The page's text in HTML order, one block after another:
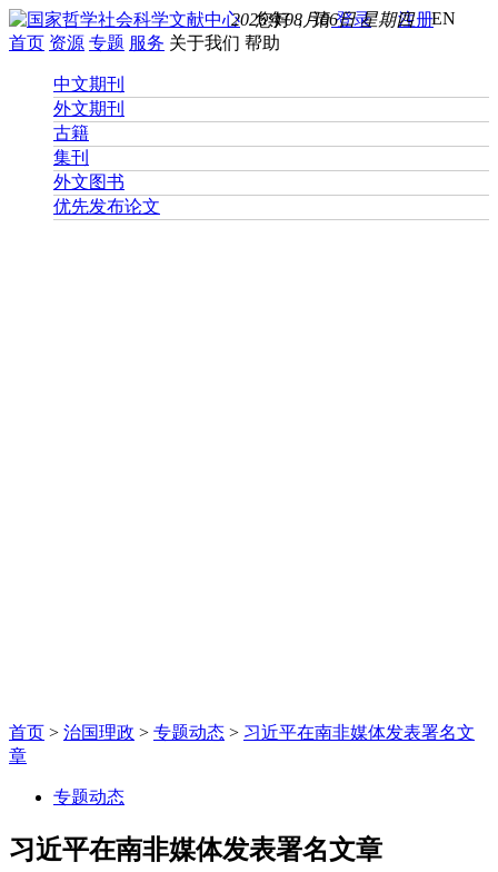
您好， 请登录 注册EN
2026年08月06日 星期四
首页 资源 专题 服务 关于我们 帮助
中文期刊
外文期刊
古籍
集刊
外文图书
优先发布论文
首页 > 治国理政 > 专题动态 > 习近平在南非媒体发表署名文
章
专题动态
习近平在南非媒体发表署名文章